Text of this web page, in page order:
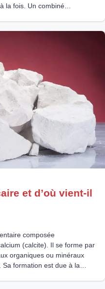
la fois. Un combiné
et d’où vient-il
composée
(calcite). Il se forme par
organiques ou minéraux
formation est due à la